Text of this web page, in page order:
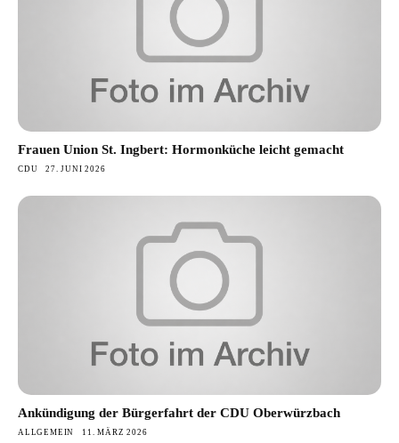
Frauen Union St. Ingbert: Hormonküche leicht gemacht
CDU 27. JUNI 2026
Ankündigung der Bürgerfahrt der CDU Oberwürzbach
ALLGEMEIN 11. MÄRZ 2026